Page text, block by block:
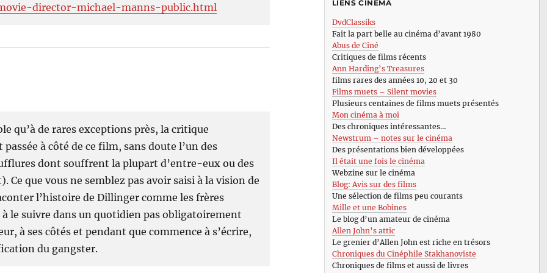
director-michael-manns-public.html
qu’à de rares exceptions près, la critique
à côté de ce film, sans doute l’un des
dont souffrent la plupart d’entre-eux ou des
que vous ne semblez pas avoir saisi à la vision de
l’histoire de Dillinger comme les frères
le suivre dans un quotidien pas obligatoirement
à ses côtés et pendant que commence à s’écrire,
du gangster.
LIENS CINÉMA
DvdClassiks
Fait la part belle au cinéma d’avant 1980
Abus de Ciné
Critiques de films récents
Ann Harding’s Treasures
films rares des années 10, 20 et 30
Films muets – Silent movies
Plusieurs centaines de films muets présentés
Mon cinéma à moi
Des chroniques intéressantes…
Newstrum – notes sur le cinéma
Des présentations bien développées
Il était une fois le cinéma
Webzine sur le cinéma
Blog: Avis sur des films
Une sélection de films peu courants
Mille et une Bobines
Le blog d’un amateur de cinéma
Allen John’s attic
Le grenier d’Allen John est riche en trésors
Chroniques du Cinéphile Stakhanoviste
Chroniques de films et aussi de livres